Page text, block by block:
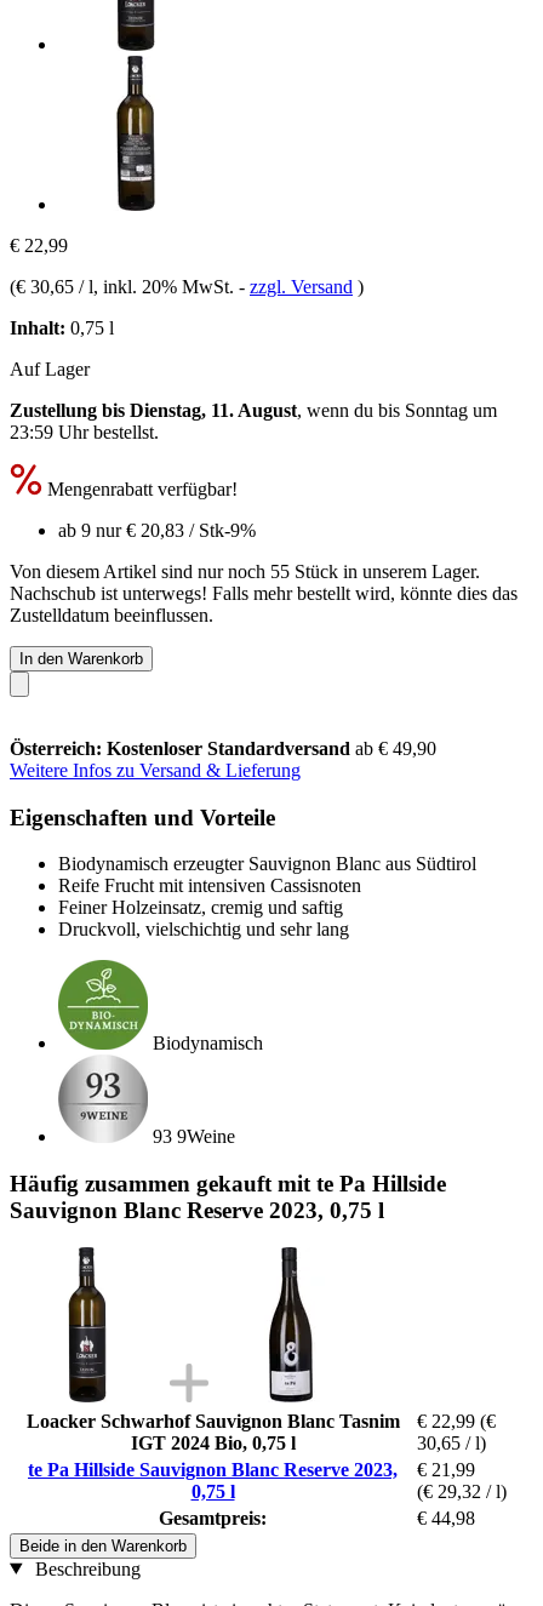
€ 22,99
(€ 30,65 / l, inkl. 20% MwSt. - zzgl. Versand )
Inhalt: 0,75 l
Auf Lager
Zustellung bis Dienstag, 11. August, wenn du bis Sonntag um
23:59 Uhrbestellst.
Mengenrabatt verfügbar!
ab 9 nur€ 20,83 / Stk-9%
Von diesem Artikel sind nur noch 55 Stück in unserem Lager.
Nachschub ist unterwegs! Falls mehr bestellt wird, könnte dies das
Zustelldatum beeinflussen.
In den Warenkorb
Österreich: Kostenloser Standardversand ab € 49,90
Weitere Infos zu Versand & Lieferung
Eigenschaften und Vorteile
Biodynamisch erzeugter Sauvignon Blanc aus Südtirol
Reife Frucht mit intensiven Cassisnoten
Feiner Holzeinsatz, cremig und saftig
Druckvoll, vielschichtig und sehr lang
Biodynamisch
93 9Weine
Häufig zusammen gekauft mit te Pa Hillside
Sauvignon Blanc Reserve 2023, 0,75 l
Loacker Schwarhof Sauvignon Blanc Tasnim
IGT 2024 Bio, 0,75 l
€ 22,99 (€
30,65 / l)
te Pa Hillside Sauvignon Blanc Reserve 2023,
0,75 l
€ 21,99
(€ 29,32 / l)
Gesamtpreis:
€ 44,98
Beide in den Warenkorb
Beschreibung